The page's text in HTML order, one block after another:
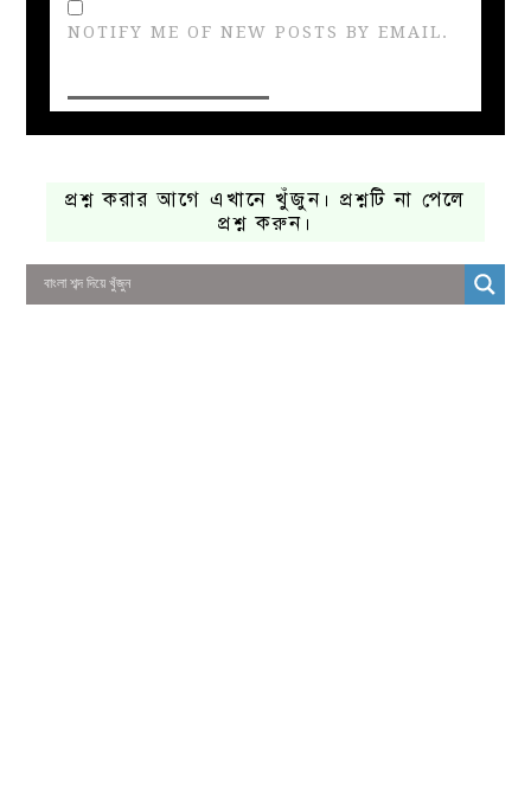
NOTIFY ME OF NEW POSTS BY EMAIL.
প্রশ্ন করার আগে এখানে খুঁজুন। প্রশ্নটি না পেলে
প্রশ্ন করুন।